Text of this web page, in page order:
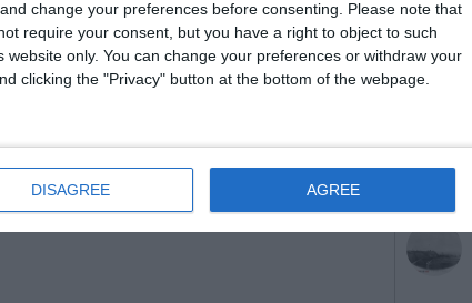
change your preferences before consenting.
Please note that
require your consent, but you have a right to object to such
only. You can change your preferences or withdraw your
clicking the "Privacy" button at the bottom of the webpage.
DISAGREE AGREE
de naţionalitate vor lua parte la
ortodox din localitate, unde se va face şi un